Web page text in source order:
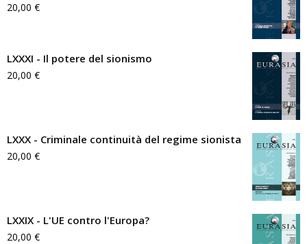
20,00 €
LXXXI - Il potere del sionismo
20,00 €
LXXX - Criminale continuità del regime sionista
20,00 €
LXXIX - L'UE contro l'Europa?
20,00 €